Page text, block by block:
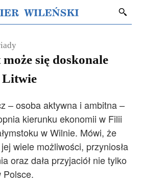
się doskonale
Litwie
– osoba aktywna i ambitna –
kierunku ekonomii w Filii
w Wilnie. Mówi, że
wiele możliwości, przyniosła
oraz dała przyjaciół nie tylko
Polsce.